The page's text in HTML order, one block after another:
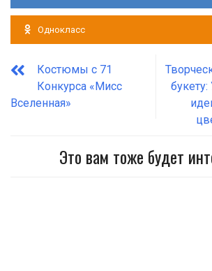
Однокласс
Костюмы с 71
Конкурса «Мисс
Вселенная»
Это вам тоже будет